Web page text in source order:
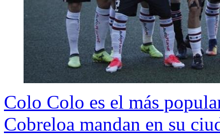
Colo Colo es el más
Cobreloa mandan en su